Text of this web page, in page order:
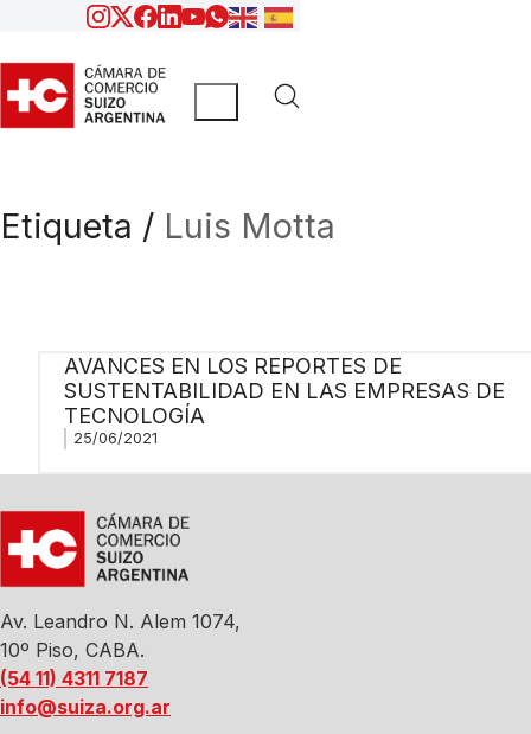
Etiqueta / Luis Motta
AVANCES EN LOS REPORTES DE
SUSTENTABILIDAD EN LAS EMPRESAS DE
TECNOLOGÍA
25/06/2021
Av. Leandro N. Alem 1074,
10º Piso, CABA.
(54 11) 4311 7187
info@suiza.org.ar